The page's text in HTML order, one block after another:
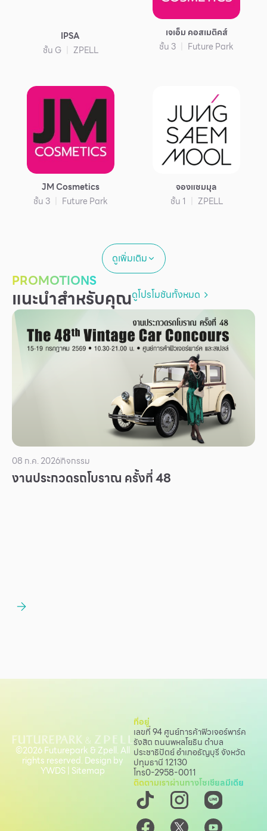
IPSA
ชั้น G
ZPELL
เจเอ็ม คอสเมติคส์
ชั้น 3
Future Park
JM Cosmetics
ชั้น 3
Future Park
จองแซมมุล
ชั้น 1
ZPELL
ดูเพิ่มเติม
PROMOTIONS
แนะนำสำหรับคุณดูโปรโมชันทั้งหมด
08 ก.ค. 2026กิจกรรม
งานประกวดรถโบราณ ครั้งที่ 48
ที่อยู่
เลขที่ 94 ศูนย์การค้าฟิวเจอร์พาร์ค
รังสิต ถนนพหลโยธิน ตำบล
ประชาธิปัตย์ อำเภอธัญบุรี จังหวัด
ปทุมธานี 12130
โทร0-2958-0011
ติดตามเราผ่านทางโซเชียลมีเดีย
©2026 Futurepark & Zpell. All
rights reserved. Design by
YWDS| Sitemap